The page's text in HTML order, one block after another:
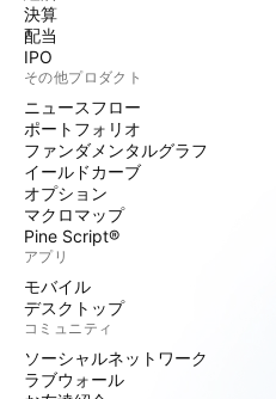
決算
配当
IPO
その他プロダクト
ニュースフロー
ポートフォリオ
ファンダメンタルグラフ
イールドカーブ
オプション
マクロマップ
Pine Script®
アプリ
モバイル
デスクトップ
コミュニティ
ソーシャルネットワーク
ラブウォール